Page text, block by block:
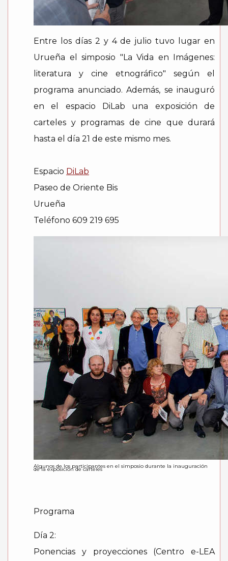
Entre los días 2 y 4 de julio tuvo lugar en
Urueña el simposio "La Vida en Imágenes:
literatura y cine etnográfico" según el
programa anunciado. Además, se inauguró
en el espacio DiLab una exposición de
carteles y programas de cine que durará
hasta el día 21 de este mismo mes.
Espacio DiLab
Paseo de Oriente Bis
Urueña
Teléfono 609 219 695
Algunos de los participantes en el simposio durante la inauguración
de la exposición de carteles
Programa
Día 2:
Ponencias y proyecciones (Centro e-LEA